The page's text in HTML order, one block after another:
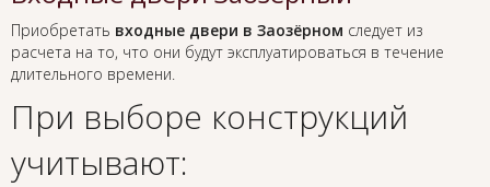
Приобретать входные двери в Заозёрном следует из
расчета на то, что они будут эксплуатироваться в течение
длительного времени.
При выборе конструкций
учитывают: